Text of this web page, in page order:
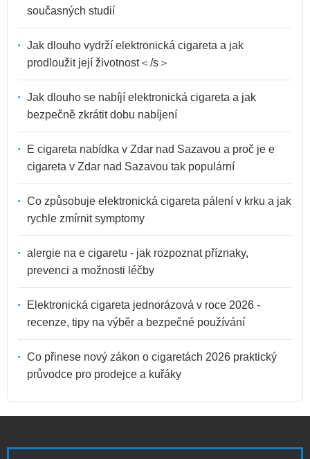
současných studií
Jak dlouho vydrží elektronická cigareta a jak
prodloužit její životnost＜/s＞
Jak dlouho se nabíjí elektronická cigareta a jak
bezpečně zkrátit dobu nabíjení
E cigareta nabídka v Zdar nad Sazavou a proč je e
cigareta v Zdar nad Sazavou tak populární
Co způsobuje elektronická cigareta pálení v krku a jak
rychle zmírnit symptomy
alergie na e cigaretu - jak rozpoznat příznaky,
prevenci a možnosti léčby
Elektronická cigareta jednorázová v roce 2026 -
recenze, tipy na výběr a bezpečné používání
Co přinese nový zákon o cigaretách 2026 praktický
průvodce pro prodejce a kuřáky